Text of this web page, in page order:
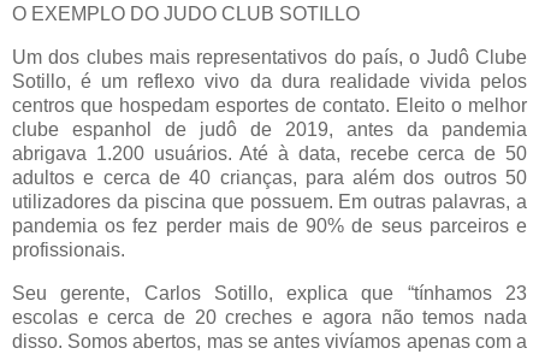
O EXEMPLO DO JUDO CLUB SOTILLO
Um dos clubes mais representativos do país, o Judô Clube
Sotillo, é um reflexo vivo da dura realidade vivida pelos
centros que hospedam esportes de contato. Eleito o melhor
clube espanhol de judô de 2019, antes da pandemia
abrigava 1.200 usuários. Até à data, recebe cerca de 50
adultos e cerca de 40 crianças, para além dos outros 50
utilizadores da piscina que possuem. Em outras palavras, a
pandemia os fez perder mais de 90% de seus parceiros e
profissionais.
Seu gerente, Carlos Sotillo, explica que “tínhamos 23
escolas e cerca de 20 creches e agora não temos nada
disso. Somos abertos, mas se antes vivíamos apenas com a